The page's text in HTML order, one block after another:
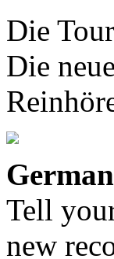
Die
Die
Tell
new